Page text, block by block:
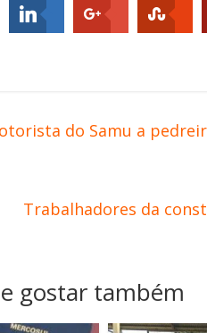
do Samu a
Trabalhadores da
gostar também